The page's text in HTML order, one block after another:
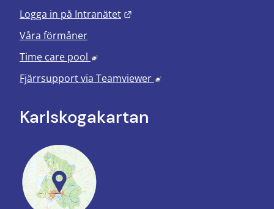
Logga in på Intranätet
Våra förmåner
Time care pool
Länk till annan webbplats, öppnas i
Fjärrsupport via Teamviewer Länk till annan
Karlskoga­kartan